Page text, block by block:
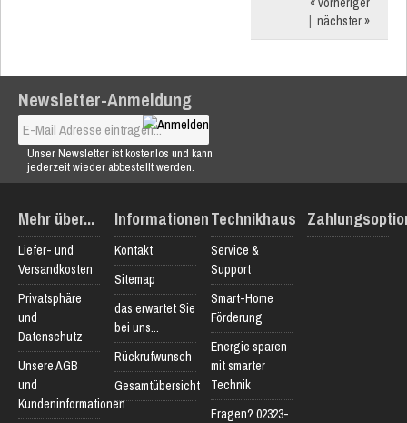
| nächster »
Newsletter-Anmeldung
Unser Newsletter ist kostenlos und kann
jederzeit wieder abbestellt werden.
Mehr über...
Liefer- und
Versandkosten
Privatsphäre
und
Datenschutz
Unsere AGB
und
Kundeninformationen
Informationen
Kontakt
Sitemap
das erwartet Sie
bei uns...
Rückrufwunsch
Gesamtübersicht
Technikhaus
Service &
Support
Smart-Home
Förderung
Energie sparen
mit smarter
Technik
Fragen? 02323-